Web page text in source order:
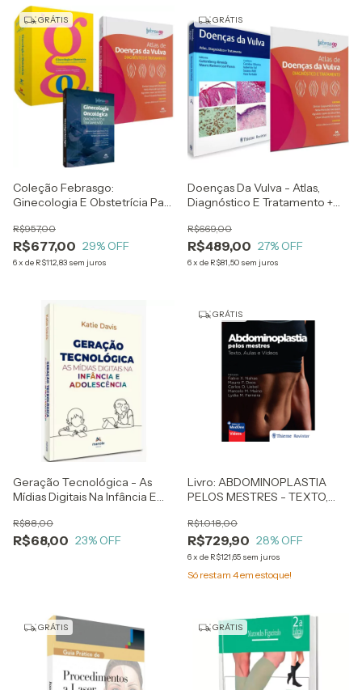
GRÁTIS
Coleção Febrasgo:
Ginecologia E Obstetrícia Para
Doenças Da Vulva +
Ginecologia Oncológica -
Diagnóstico E Tratamento
R$677,00
R$957,00
29% OFF
6x de R$112,83 sem juros
GRÁTIS
Doenças Da Vulva - Atlas,
Diagnóstico E Tratamento +
Diagnóstico E Tratamento -
Febrasgo
R$489,00
R$669,00
27% OFF
6x de R$81,50 sem juros
Geração Tecnológica - As
Mídias Digitais Na Infância E
R$68,00
R$88,00
23% OFF
GRÁTIS
Livro: ABDOMINOPLASTIA
PELOS MESTRES - TEXTO,
R$729,90
R$1.018,00
28% OFF
6x de R$121,65 sem juros
Só restam 4em estoque!
GRÁTIS GRÁTIS